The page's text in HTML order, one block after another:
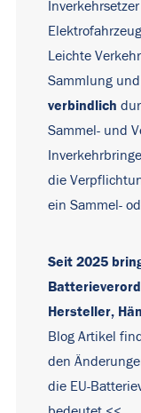
Leichte
Sammlung
verbindlich
Sammel- und
die
ein Sammel-
Seit 2025
Hersteller,
Blog Artikel
den
die EU-